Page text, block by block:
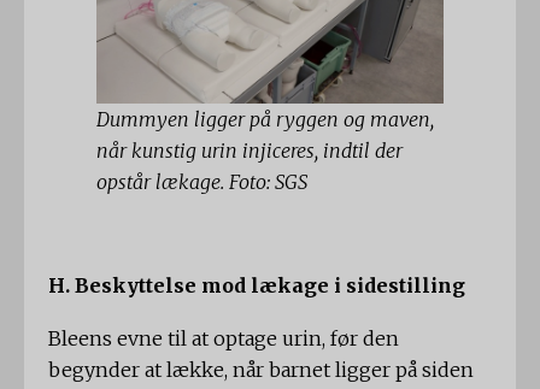
Dummyen ligger på ryggen og maven,
når kunstig urin injiceres, indtil der
opstår lækage. Foto: SGS
H. Beskyttelse mod lækage i sidestilling
Bleens evne til at optage urin, før den
begynder at lække, når barnet ligger på siden